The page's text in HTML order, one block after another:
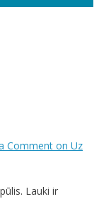
Comment on Uz
Lauki ir